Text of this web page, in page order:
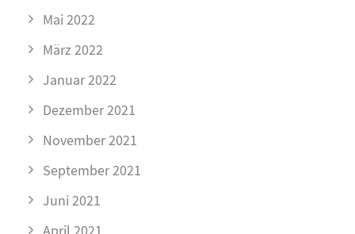
Mai 2022
März 2022
Januar 2022
Dezember 2021
November 2021
September 2021
Juni 2021